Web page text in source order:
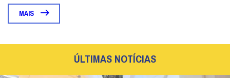
MAIS
ÚLTIMAS NOTÍCIAS